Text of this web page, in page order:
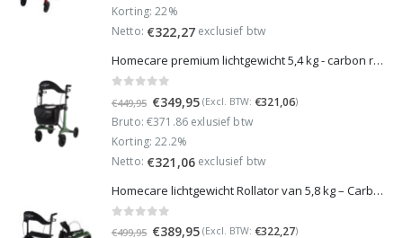
was:
€499,95. €389,95.
Korting: 22%
Netto: €322,27exclusief btw
Homecare premium lichtgewicht 5,4 kg - carbon rollator - 150 kg draaggewicht - Opvouwbaar - Groen - incl stokhouder
€449,95 Oorspronkelijke
prijs
was:
€449,95.
€349,95Huidige
prijs
€349,95.
(Excl. BTW: €321,06)
Bruto: €371.86 exlusief btw
Korting: 22.2%
Netto: €321,06exclusief btw
Homecare lichtgewicht Rollator van 5,8 kg – Carbon rollator tot 150 kg draaggewicht – Dubbel opvouwbaar en inclusief reistas - Groen
out of 5
€499,95 Oorspronkelijke
€389,95Huidige
(Excl. BTW: €322,27)